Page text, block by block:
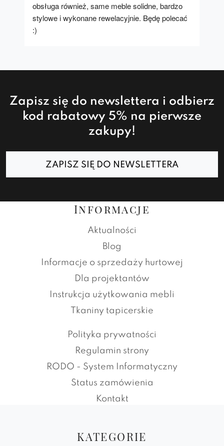
obsługa również, same meble solidne, bardzo
stylowe i wykonane rewelacyjnie. Będę polecać
:)
Zapisz się do newslettera i odbierz
kod rabatowy 5% na pierwsze
zakupy!
ZAPISZ SIĘ DO NEWSLETTERA
Informacje
Aktualności
Blog
Informacje o sprzedaży hurtowej
Dla projektantów
Instrukcja użytkowania mebli
Tkaniny tapicerskie
Polityka prywatności
Regulamin strony
RODO - System Informatyczny
Status zamówienia
Kontakt
KATEGORIE